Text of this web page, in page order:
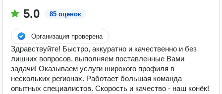
5.0 85 оценок
Организация проверена
Здравствуйте! Быстро, аккуратно и качественно и без
лишних вопросов, выполняем поставленные Вами
задачи! Оказываем услуги широкого профиля в
нескольких регионах. Работает большая команда
опытных специалистов. Скорость и качество - наш конёк!